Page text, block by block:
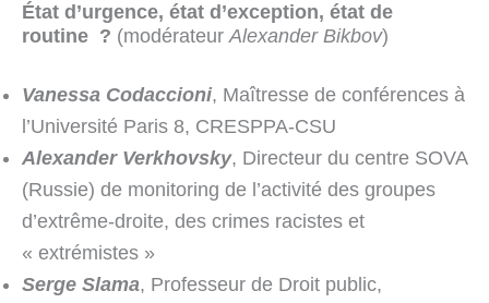
État d’urgence, état d’exception, état de
routine ? (modérateurAlexander Bikbov)
Vanessa Codaccioni, Maîtresse de conférences à
l’Université Paris 8, CRESPPA-CSU
Alexander Verkhovsky, Directeur du centre SOVA
(Russie) de monitoring de l’activité des groupes
d’extrême-droite, des crimes racistes et
« extrémistes »
Serge Slama, Professeur de Droit public,